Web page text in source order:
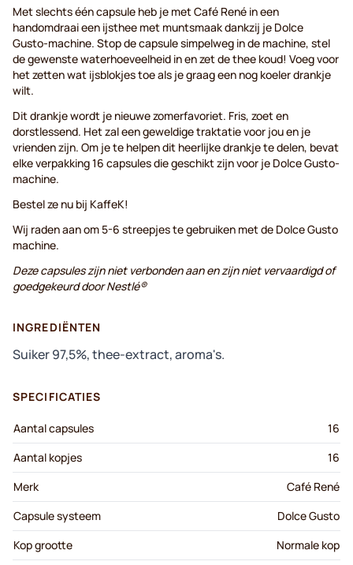
Met slechts één capsule heb je met Café René in een
handomdraai een ijsthee met muntsmaak dankzij je Dolce
Gusto-machine. Stop de capsule simpelweg in de machine, stel
de gewenste waterhoeveelheid in en zet de thee koud! Voeg voor
het zetten wat ijsblokjes toe als je graag een nog koeler drankje
wilt.
Dit drankje wordt je nieuwe zomerfavoriet. Fris, zoet en
dorstlessend. Het zal een geweldige traktatie voor jou en je
vrienden zijn. Om je te helpen dit heerlijke drankje te delen, bevat
elke verpakking 16 capsules die geschikt zijn voor je Dolce Gusto-
machine.
Bestel ze nu bij KaffeK!
Wij raden aan om 5-6 streepjes te gebruiken met de Dolce Gusto
machine.
Deze capsules zijn niet verbonden aan en zijn niet vervaardigd of
goedgekeurd door Nestlé®
INGREDIËNTEN
Suiker 97,5%, thee-extract, aroma's.
SPECIFICATIES
Aantal capsules
16
Aantal kopjes
16
Merk
Café René
Capsule systeem
Dolce Gusto
Kop grootte
Normale kop